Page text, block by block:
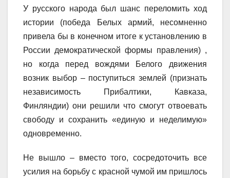
У русского народа был шанс переломить ход
истории (победа Белых армий, несомненно
привела бы в конечном итоге к установлению в
России демократической формы правления) ,
но когда перед вождями Белого движения
возник выбор – поступиться землей (признать
независимость Прибалтики, Кавказа,
Финляндии) они решили что смогут отвоевать
свободу и сохранить «единую и неделимую»
одновременно.
Не вышло – вместо того, сосредоточить все
усилия на борьбу с красной чумой им пришлось